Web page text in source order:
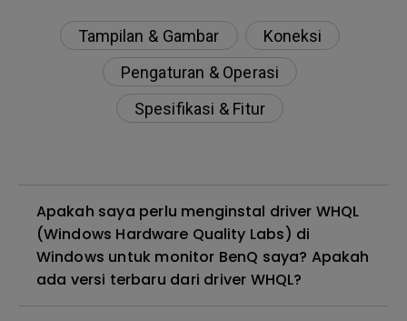
Tampilan & Gambar
Koneksi
Pengaturan & Operasi
Spesifikasi & Fitur
Apakah saya perlu menginstal driver WHQL
(Windows Hardware Quality Labs) di
Windows untuk monitor BenQ saya? Apakah
ada versi terbaru dari driver WHQL?